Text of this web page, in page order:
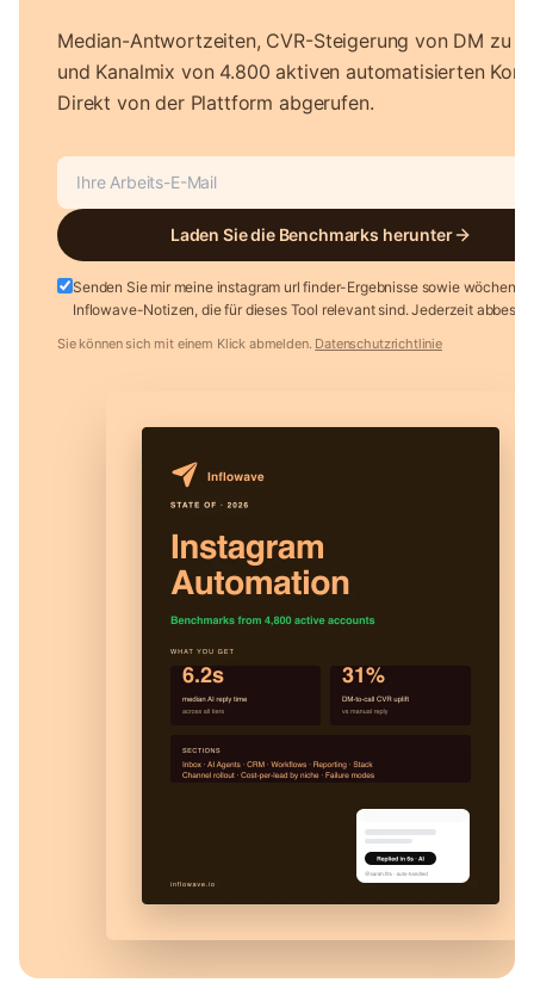
Median-Antwortzeiten, CVR-Steigerung von DM zu
und Kanalmix von 4.800 aktiven automatisierten
Direkt von der Plattform abgerufen.
Laden Sie die Benchmarks herunter
Senden Sie mir meine instagram url finder-Ergebnisse sowie
Inflowave-Notizen, die für dieses Tool relevant sind. Jederzeit
Sie können sich mit einem Klick abmelden. Datenschutzrichtlinie